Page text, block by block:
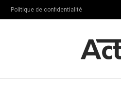
Politique de confidentialité